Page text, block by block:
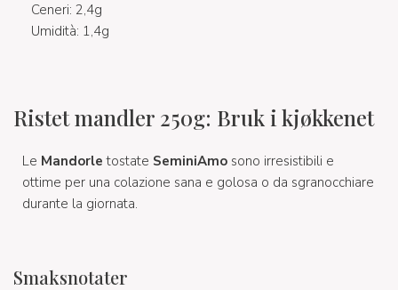
Ceneri: 2,4g
Umidità: 1,4g
Ristet mandler 250g: Bruk i kjøkkenet
Le Mandorletostate SeminiAmo sono irresistibili e
ottime per una colazione sana e golosa o da sgranocchiare
durante la giornata.
Smaksnotater